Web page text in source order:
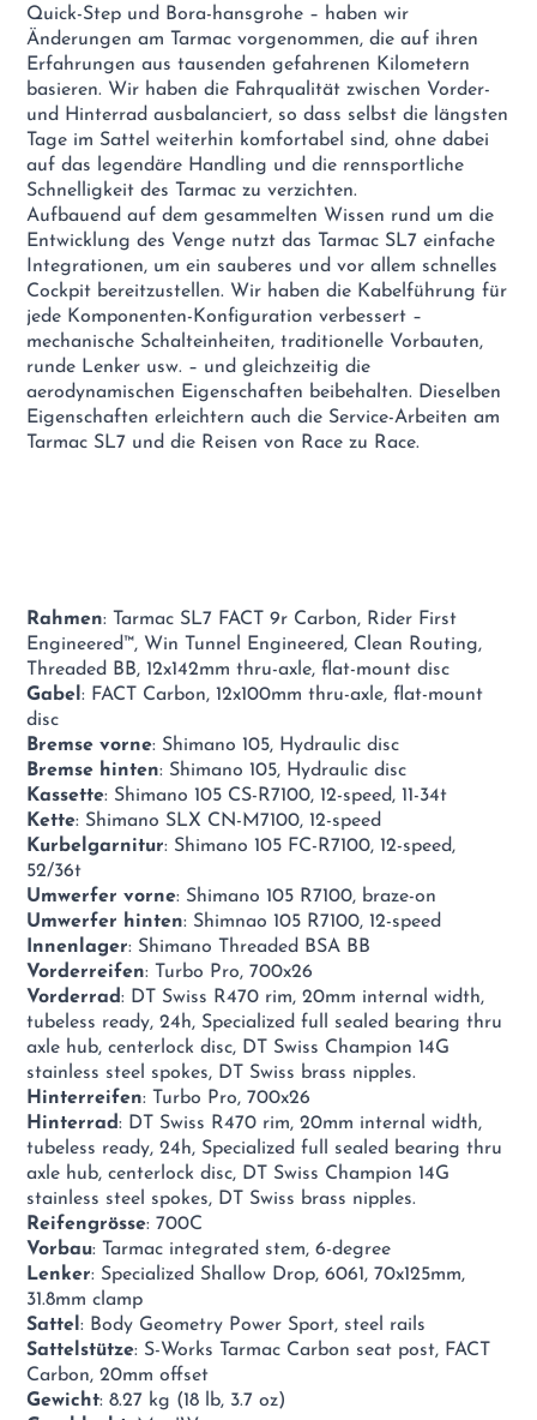
Quick-Step und Bora-hansgrohe – haben wir
Änderungen am Tarmac vorgenommen, die auf ihren
Erfahrungen aus tausenden gefahrenen Kilometern
basieren. Wir haben die Fahrqualität zwischen Vorder-
und Hinterrad ausbalanciert, so dass selbst die längsten
Tage im Sattel weiterhin komfortabel sind, ohne dabei
auf das legendäre Handling und die rennsportliche
Schnelligkeit des Tarmac zu verzichten.
Aufbauend auf dem gesammelten Wissen rund um die
Entwicklung des Venge nutzt das Tarmac SL7 einfache
Integrationen, um ein sauberes und vor allem schnelles
Cockpit bereitzustellen. Wir haben die Kabelführung für
jede Komponenten-Konfiguration verbessert –
mechanische Schalteinheiten, traditionelle Vorbauten,
runde Lenker usw. – und gleichzeitig die
aerodynamischen Eigenschaften beibehalten. Dieselben
Eigenschaften erleichtern auch die Service-Arbeiten am
Tarmac SL7 und die Reisen von Race zu Race.
Rahmen: Tarmac SL7 FACT 9r Carbon, Rider First
Engineered™, Win Tunnel Engineered, Clean Routing,
Threaded BB, 12x142mm thru-axle, flat-mount disc
Gabel: FACT Carbon, 12x100mm thru-axle, flat-mount
disc
Bremse vorne: Shimano 105, Hydraulic disc
Bremse hinten: Shimano 105, Hydraulic disc
Kassette: Shimano 105 CS-R7100, 12-speed, 11-34t
Kette: Shimano SLX CN-M7100, 12-speed
Kurbelgarnitur: Shimano 105 FC-R7100, 12-speed,
52/36t
Umwerfer vorne: Shimano 105 R7100, braze-on
Umwerfer hinten: Shimnao 105 R7100, 12-speed
Innenlager: Shimano Threaded BSA BB
Vorderreifen: Turbo Pro, 700x26
Vorderrad: DT Swiss R470 rim, 20mm internal width,
tubeless ready, 24h, Specialized full sealed bearing thru
axle hub, centerlock disc, DT Swiss Champion 14G
stainless steel spokes, DT Swiss brass nipples.
Hinterreifen: Turbo Pro, 700x26
Hinterrad: DT Swiss R470 rim, 20mm internal width,
tubeless ready, 24h, Specialized full sealed bearing thru
axle hub, centerlock disc, DT Swiss Champion 14G
stainless steel spokes, DT Swiss brass nipples.
Reifengrösse: 700C
Vorbau: Tarmac integrated stem, 6-degree
Lenker: Specialized Shallow Drop, 6061, 70x125mm,
31.8mm clamp
Sattel: Body Geometry Power Sport, steel rails
Sattelstütze: S-Works Tarmac Carbon seat post, FACT
Carbon, 20mm offset
Gewicht: 8.27 kg (18 lb, 3.7 oz)